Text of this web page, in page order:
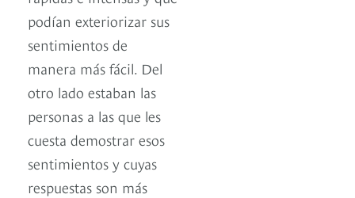
podían exteriorizar sus
sentimientos de
manera más fácil. Del
otro lado estaban las
personas a las que les
cuesta demostrar esos
sentimientos y cuyas
respuestas son más